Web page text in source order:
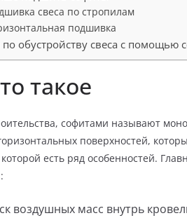
свеса по стропилам
подшивка
обустройству свеса с помощью
такое
софитами называют
поверхностей,
есть ряд особенностей.
воздушных масс внутрь